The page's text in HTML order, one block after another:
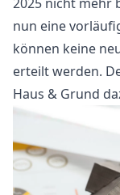
nun eine
können keine
erteilt werden.
Haus & Grund